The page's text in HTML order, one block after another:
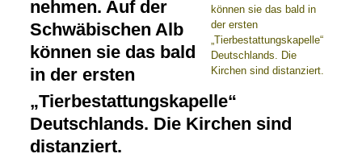
nehmen. Auf der
Schwäbischen Alb
können sie das bald
in der ersten
„Tierbestattungskapelle“
Deutschlands. Die Kirchen sind
distanziert.